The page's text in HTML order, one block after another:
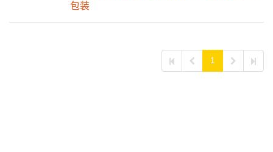
包装
1